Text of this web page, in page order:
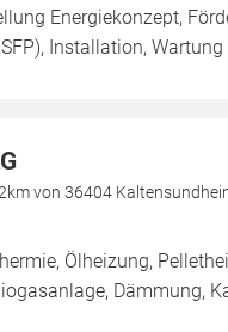
Energiekonzept,
Installation, Wartung
von 36404
Ölheizung,
Dämmung,